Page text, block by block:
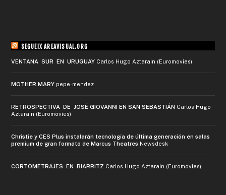
SEGUEIX AREAVISUAL.ORG
VENTANA SUR EN URUGUAY Carlos Hugo Aztarain (Euromovies)
MOTHER MARY pepe-mendez
RETROSPECTIVA DE JOSÉ GIOVANNI EN SAN SEBASTIÁN Carlos Hugo
Aztarain (Euromovies)
Christie y CES Plus instalarán tecnología de última generación en salas
premium de gran formato de Marcus Theatres Newsdesk
CORTOMETRAJES EN BIARRITZ Carlos Hugo Aztarain (Euromovies)